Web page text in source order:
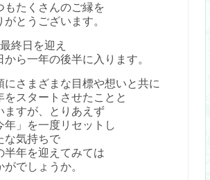
もたくさんのご縁を
がとうございます。
終日を迎え
から一年の後半に入ります。
にさまざまな目標や想いと共に
をスタートさせたことと
ますが、とりあえず
年」を一度リセットし
な気持ちで
半年を迎えてみては
がでしょうか。